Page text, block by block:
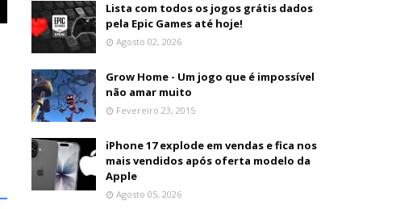
Lista com todos os jogos grátis dados
pela Epic Games até hoje!
Agosto 02, 2026
Grow Home - Um jogo que é impossível
não amar muito
Fevereiro 23, 2015
iPhone 17 explode em vendas e fica nos
mais vendidos após oferta modelo da
Apple
Agosto 05, 2026